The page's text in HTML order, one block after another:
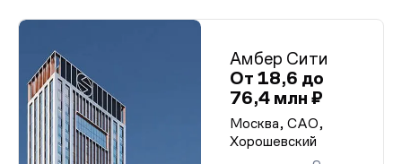
Амбер Сити
От 18,6 до
76,4 млн ₽
Москва, САО,
Хорошевский